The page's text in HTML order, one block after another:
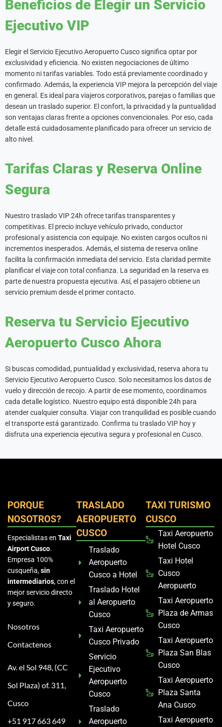
Beneficios de Elegir un Servicio
Ejecutivo VIP
Elegir el Servicio Ejecutivo Aeropuerto Cusco significa optar por
exclusividad y eficiencia. No existen negociaciones de último
momento ni tarifas variables. Todo está previamente coordinado y
confirmado. Además, la experiencia VIP mejora la percepción del viaje
en general. Es ideal para viajeros corporativos, parejas o familias que
desean un traslado superior. El confort, la privacidad y la puntualidad
son ventajas claras frente a opciones convencionales. Por eso, cada
detalle está cuidadosamente planificado para ofrecer un servicio de
alto nivel.
Tarifas Claras y Reserva Online
Segura
Nuestro traslado VIP 24h ofrece tarifas transparentes y
competitivas. El precio incluye vehículo privado, conductor
profesional y asistencia con equipaje. No existen cargos ocultos ni
incrementos inesperados. Además, el sistema de reserva online
facilita la confirmación inmediata del servicio. Esta claridad permite
planificar el viaje con total confianza. La seguridad en la reserva es
parte de nuestra propuesta ejecutiva. Así, el pasajero obtiene un
servicio premium desde el primer contacto.
Reserva tu Servicio Ejecutivo
Aeropuerto Cusco Ahora
Si buscas comodidad, puntualidad y exclusividad, reserva ahora tu
Servicio Ejecutivo Aeropuerto Cusco. Solo necesitamos los datos de
vuelo y dirección de recojo. A partir de ese momento, coordinamos
cada detalle logístico. Nuestro equipo está disponible 24h para
atender cualquier consulta. Viajar con tranquilidad es posible cuando
el transporte está garantizado. Confirma tu traslado VIP hoy y
disfruta una experiencia ejecutiva segura y profesional en Cusco.
PORQUE
NOSOTROS?
Especialistas en Taxi
Airport Cusco.
Empresa 100%
cusqueña,sin
intermediarios, con el
mejor servicio directo
y seguro.
Nosotros
Contactenos
Av. el Sol 948, (CC
Sol Plaza) of. 311,
Cusco
+51 917 663 649
TRASLADO
AEROPUERTO
CUSCO
Traslado
Aeropuerto
Cusco a Hotel
Traslado Hotel
al Aeropuerto
Cusco
Taxi Aeropuerto
Cusco Privado
Servicio
Ejecutivo
Aeropuerto
Cusco
Traslado
Aeropuerto
TAXI TURISMO
CUSCO
Taxi Aeropuerto
Hotel Cusco
Taxi Hotel
Cusco
Aeropuerto
Taxi Aeropuerto
Plaza de Armas
Cusco
Taxi Aeropuerto
Plaza San Blas
Cusco
Taxi Aeropuerto
Plaza Santa
Ana Cusco
Taxi Aeropuerto